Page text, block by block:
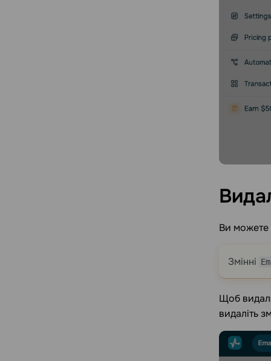
Ви можете
Змінні
Щоб
видаліть